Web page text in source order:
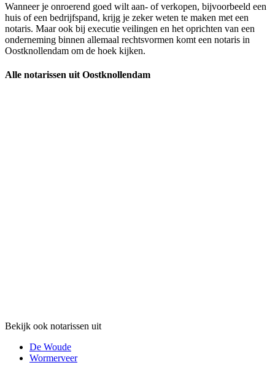
Wanneer je onroerend goed wilt aan- of verkopen, bijvoorbeeld een
huis of een bedrijfspand, krijg je zeker weten te maken met een
notaris. Maar ook bij executie veilingen en het oprichten van een
onderneming binnen allemaal rechtsvormen komt een notaris in
Oostknollendam om de hoek kijken.
Alle notarissen uit Oostknollendam
Bekijk ook notarissen uit
De Woude
Wormerveer